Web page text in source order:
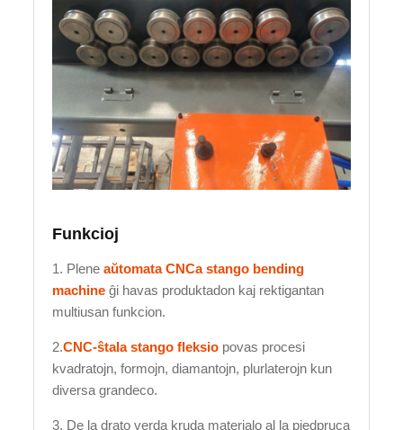
Funkcioj
1. Plene aŭtomata CNCa stango bending
machine ĝi havas produktadon kaj rektigantan
multiusan funkcion.
2.CNC-ŝtala stango fleksio povas procesi
kvadratojn, formojn, diamantojn, plurlaterojn kun
diversa grandeco.
3, De la drato verda kruda materialo al la piedpruca